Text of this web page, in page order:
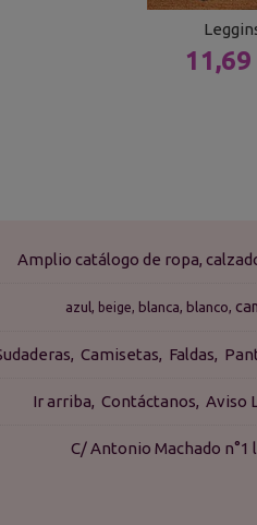
Amplio catálogo de ropa,
azul beige blanca blanco
Camisetas Faldas
Ir arriba Contáctanos Aviso
C/ Antonio Machado n°1